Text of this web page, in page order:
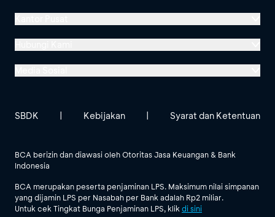
Menara BCA, Grand Indonesia
Jl. MH Thamrin No. 1
Lihat Semua Media Sosial
BCA berizin dan diawasi oleh Otoritas Jasa Keuangan & Bank
Indonesia
BCA merupakan peserta penjaminan LPS. Maksimum nilai simpanan
yang dijamin LPS per Nasabah per Bank adalah Rp2 miliar.
Untuk cek Tingkat Bunga Penjaminan LPS, klik di sini
SBDK | Kebijakan | Syarat dan Ketentuan